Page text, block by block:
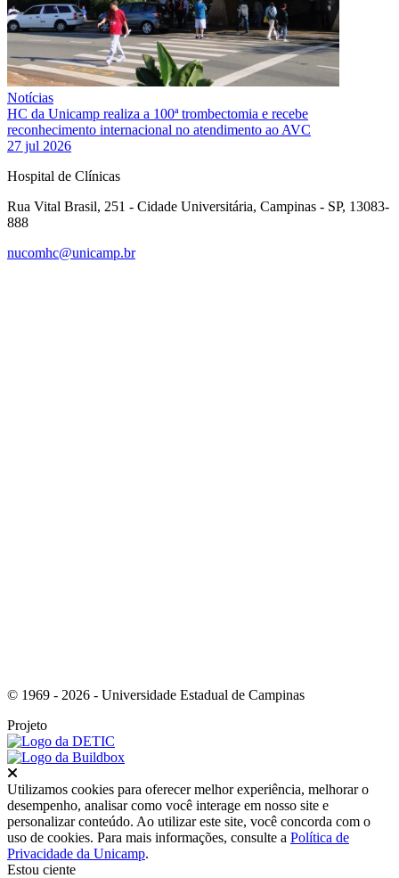
Notícias
HC da Unicamp realiza a 100ª trombectomia e recebe
reconhecimento internacional no atendimento ao AVC
27 jul 2026
Hospital de Clínicas
Rua Vital Brasil, 251 - Cidade Universitária, Campinas - SP, 13083-
888
nucomhc@unicamp.br
© 1969 - 2026 - Universidade Estadual de Campinas
Projeto
Utilizamos cookies para oferecer melhor experiência, melhorar o
desempenho, analisar como você interage em nosso site e
personalizar conteúdo. Ao utilizar este site, você concorda com o
uso de cookies. Para mais informações, consulte a Política de
Privacidade da Unicamp.
Estou ciente